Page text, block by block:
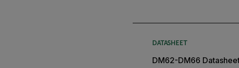
DATASHEET
DM62-DM66